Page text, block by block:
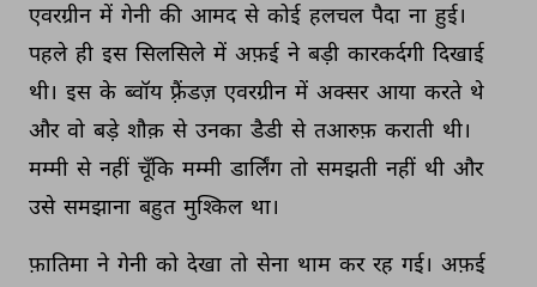
एवरग्रीन में गेनी की आमद से कोई हलचल पैदा ना हुई।
पहले ही इस सिलसिले में अफ़ई ने बड़ी कारकर्दगी दिखाई
थी। इस के ब्वॉय फ़्रैंडज़ एवरग्रीन में अक्सर आया करते थे
और वो बड़े शौक़ से उनका डैडी से तआरुफ़ कराती थी।
मम्मी से नहीं चूँकि मम्मी डार्लिंग तो समझती नहीं थी और
उसे समझाना बहुत मुश्किल था।
फ़ातिमा ने गेनी को देखा तो सेना थाम कर रह गई। अफ़ई